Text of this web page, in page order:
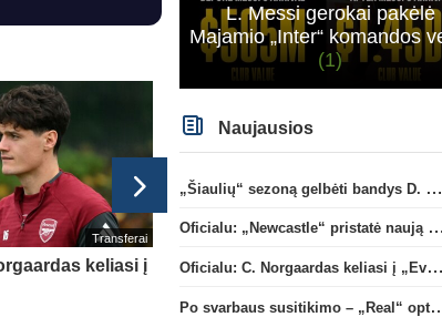
Transferai
keliasi į
Italijos Serie A
S. Adali: „Besiktas“ klubas
atvykimu“
L. Messi gerokai pakėlė
Majamio „Inter“ komandos
(1)
Naujausios
„Šiaulių“ sezoną gelbėti bandys D. Lastauskas
Oficialu: „Newcastle“ pristatė naują strategą
Oficialu: C. Norgaardas keliasi į „Everton“
Po svarbaus susitikimo – „Real“ optimizmas